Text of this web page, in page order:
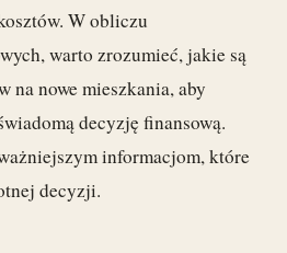
W obliczu
warto zrozumieć, jakie są
na nowe mieszkania, aby
decyzję finansową.
informacjom, które
decyzji.